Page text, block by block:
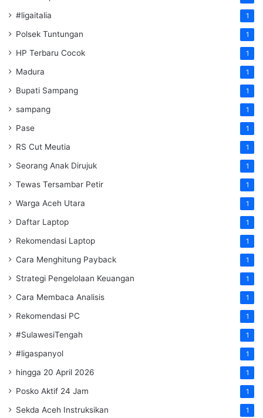
#ligaitalia 1
Polsek Tuntungan 1
HP Terbaru Cocok 1
Madura 1
Bupati Sampang 1
sampang 1
Pase 1
RS Cut Meutia 1
Seorang Anak Dirujuk 1
Tewas Tersambar Petir 1
Warga Aceh Utara 1
Daftar Laptop 1
Rekomendasi Laptop 1
Cara Menghitung Payback 1
Strategi Pengelolaan Keuangan 1
Cara Membaca Analisis 1
Rekomendasi PC 1
#SulawesiTengah 1
#ligaspanyol 1
hingga 20 April 2026 1
Posko Aktif 24 Jam 1
Sekda Aceh Instruksikan 1